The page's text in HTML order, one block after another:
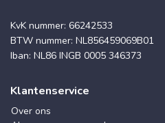
KvK nummer: 66242533
BTW nummer: NL856459069B01
Iban: NL86 INGB 0005 346373
Klantenservice
Over ons